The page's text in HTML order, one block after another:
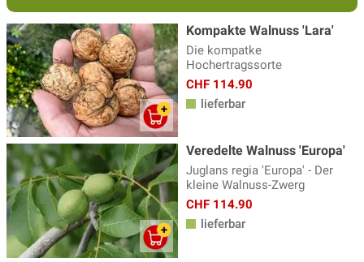
Kompakte Walnuss 'Lara'
Die kompatke
Hochertragssorte
CHF 114.90
lieferbar
Veredelte Walnuss 'Europa'
Juglans regia 'Europa' - Der
kleine Walnuss-Zwerg
CHF 114.90
lieferbar